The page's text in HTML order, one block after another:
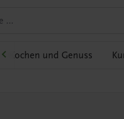
Kochen und Genuss